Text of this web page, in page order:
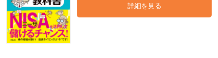
詳細を見る